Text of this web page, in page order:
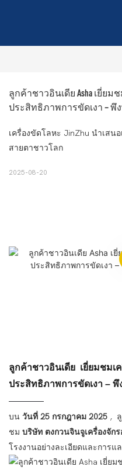
ลูกค้าชาวอินเดีย Asha เยี่ยม
ประสิทธิภาพการขัดเงา – พึ
เครื่องขัดโลหะ JinZhu นำเสน
สายตาชาวโลก
2025-08-20
ลูกค้าชาวอินเดีย เยี่ยมชมเ
ประสิทธิภาพการขัดเงา –
บน วันที่ 25 กรกฎาคม 2025 ,
ชม บริษัท ตงกวนจินจูเครื่องจัก
โรงงานอย่างละเอียดและการแ